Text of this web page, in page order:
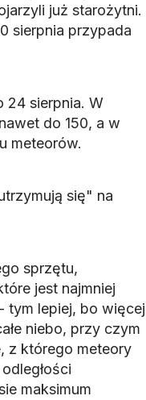
już starożytni.
sierpnia przypada
24 sierpnia. W
do 150, a w
meteorów.
się" na
sprzętu,
jest najmniej
tym lepiej, bo więcej
niebo, przy czym
z którego meteory
maksimum